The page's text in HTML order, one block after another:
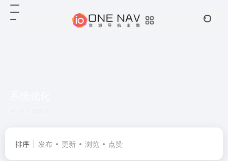
排序 发布 更新 浏览 点赞